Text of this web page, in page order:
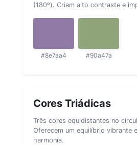
(180º). Criam alto contraste e
#8e7aa4 #90a47a
Cores Triádicas
Três cores equidistantes no
Oferecem um equilíbrio vibrante
harmonia.